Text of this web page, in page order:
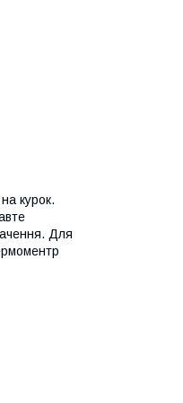
курок.
Для